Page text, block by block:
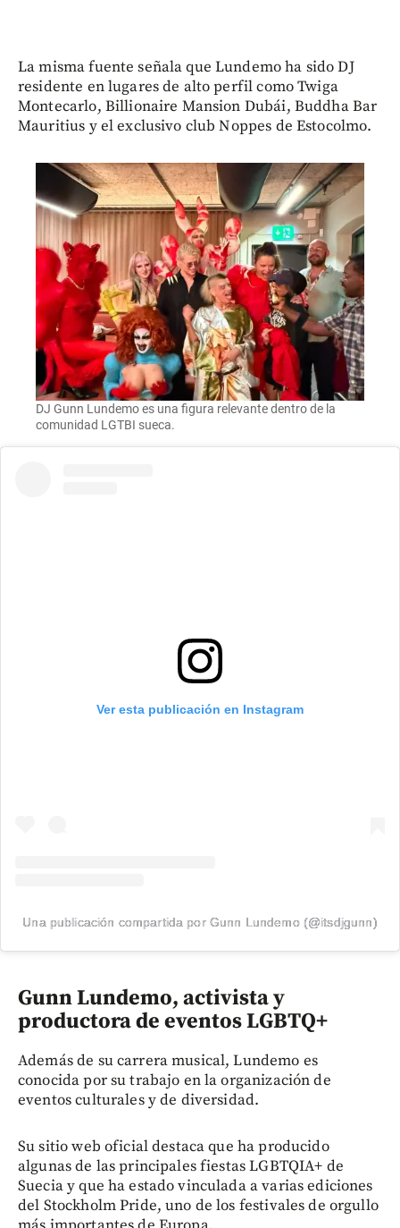
La misma fuente señala que Lundemo ha sido DJ
residente en lugares de alto perfil como Twiga
Montecarlo, Billionaire Mansion Dubái, Buddha Bar
Mauritius y el exclusivo club Noppes de Estocolmo.
DJ Gunn Lundemo es una figura relevante dentro de la
comunidad LGTBI sueca.
Ver esta publicación en Instagram
Una publicación compartida por Gunn Lundemo (@itsdjgunn)
Gunn Lundemo, activista y
productora de eventos LGBTQ+
Además de su carrera musical, Lundemo es
conocida por su trabajo en la organización de
eventos culturales y de diversidad.
Su sitio web oficial destaca que ha producido
algunas de las principales fiestas LGBTQIA+ de
Suecia y que ha estado vinculada a varias ediciones
del Stockholm Pride, uno de los festivales de orgullo